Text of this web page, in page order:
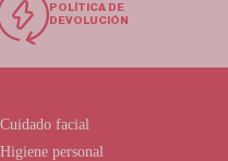
POLÍTICA DE
DEVOLUCIÓN
Cuidado facial
Higiene personal